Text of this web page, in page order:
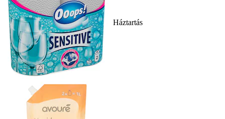
Háztartás